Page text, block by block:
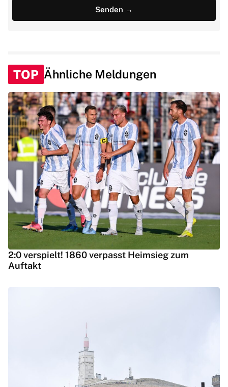
TOP Ähnliche Meldungen
2:0 verspielt! 1860 verpasst Heimsieg zum
Auftakt